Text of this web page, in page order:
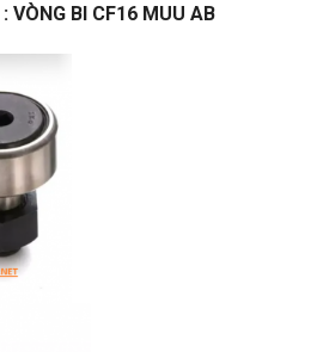
: VÒNG BI CF16 MUU AB